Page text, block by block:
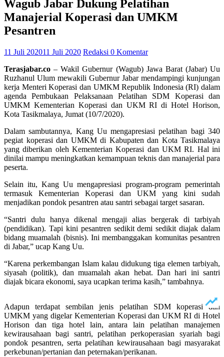
Wagub Jabar Dukung Pelatihan
Manajerial Koperasi dan UMKM
Pesantren
11 Juli 202011 Juli 2020 Redaksi 0 Komentar
Terasjabar.co – Wakil Gubernur (Wagub) Jawa Barat (Jabar) Uu
Ruzhanul Ulum mewakili Gubernur Jabar mendampingi kunjungan
kerja Menteri Koperasi dan UMKM Republik Indonesia (RI) dalam
agenda Pembukaan Pelaksanaan Pelatihan SDM Koperasi dan
UMKM Kementerian Koperasi dan UKM RI di Hotel Horison,
Kota Tasikmalaya, Jumat (10/7/2020).
Dalam sambutannya, Kang Uu mengapresiasi pelatihan bagi 340
pegiat koperasi dan UMKM di Kabupaten dan Kota Tasikmalaya
yang diberikan oleh Kementerian Koperasi dan UKM RI. Hal ini
dinilai mampu meningkatkan kemampuan teknis dan manajerial para
peserta.
Selain itu, Kang Uu mengapresiasi program-program pemerintah
termasuk Kementerian Koperasi dan UKM yang kini sudah
menjadikan pondok pesantren atau santri sebagai target sasaran.
“Santri dulu hanya dikenal mengaji alias bergerak di tarbiyah
(pendidikan). Tapi kini pesantren sedikit demi sedikit diajak dalam
bidang muamalah (bisnis). Ini membanggakan komunitas pesantren
di Jabar,” ucap Kang Uu.
“Karena perkembangan Islam kalau didukung tiga elemen tarbiyah,
siyasah (politik), dan muamalah akan hebat. Dan hari ini santri
diajak bicara ekonomi, saya ucapkan terima kasih,” tambahnya.
Adapun terdapat sembilan jenis pelatihan SDM koperasi dan
UMKM yang digelar Kementerian Koperasi dan UKM RI di Hotel
Horison dan tiga hotel lain, antara lain pelatihan manajemen
kewirausahaan bagi santri, pelatihan perkoperasian syariah bagi
pondok pesantren, serta pelatihan kewirausahaan bagi masyarakat
perkebunan/pertanian dan peternakan/perikanan.